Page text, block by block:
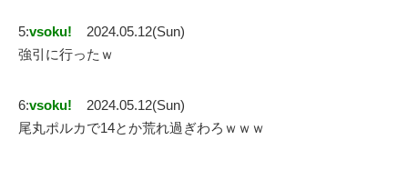
5:vsoku!
2024.05.12(Sun)
強引に行ったｗ
6:vsoku!
2024.05.12(Sun)
尾丸ポルカで14とか荒れ過ぎわろｗｗｗ